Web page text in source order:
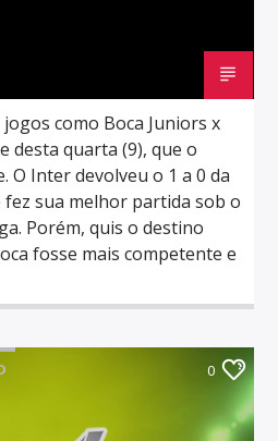
jogos como Boca Juniors x
desta quarta (9), que o
O Inter devolveu o 1 a 0 da
fez sua melhor partida sob o
Porém, quis o destino
fosse mais competente e
0